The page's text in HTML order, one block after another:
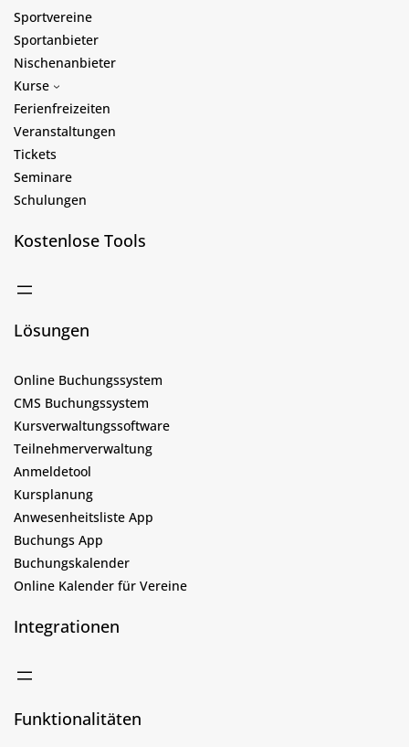
Sportvereine
Sportanbieter
Nischenanbieter
Kurse
Ferienfreizeiten
Veranstaltungen
Tickets
Seminare
Schulungen
Kostenlose Tools
Lösungen
Online Buchungssystem
CMS Buchungssystem
Kursverwaltungssoftware
Teilnehmerverwaltung
Anmeldetool
Kursplanung
Anwesenheitsliste App
Buchungs App
Buchungskalender
Online Kalender für Vereine
Integrationen
Funktionalitäten